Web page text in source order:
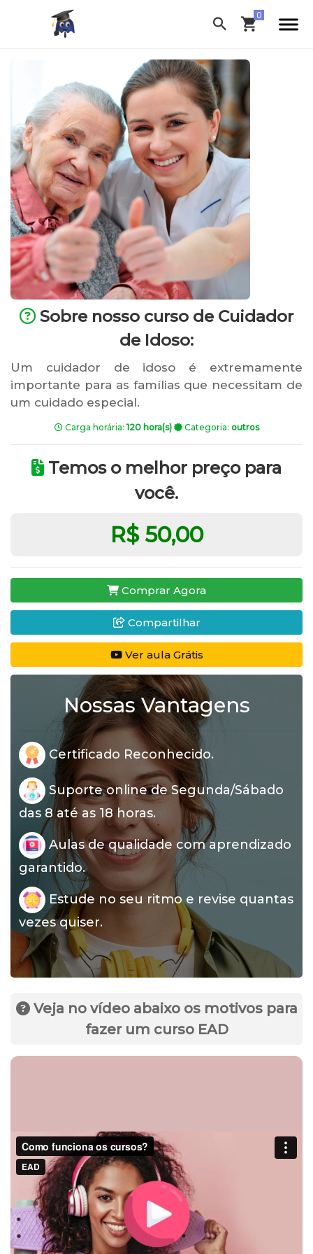
Sobre nosso curso de Cuidador
de Idoso:
Um cuidador de idoso é extremamente
importante para as famílias que necessitam de
um cuidado especial.
Carga horária: 120 hora(s) Categoria: outros
Temos o melhor preço para
você.
R$ 50,00
Comprar Agora
Compartilhar
Ver aula Grátis
Nossas Vantagens
Certificado Reconhecido.
Suporte online de Segunda/Sábado
das 8 até as 18 horas.
Aulas de qualidade com aprendizado
garantido.
Estude no seu ritmo e revise quantas
vezes quiser.
Veja no vídeo abaixo os motivos para
fazer um curso EAD